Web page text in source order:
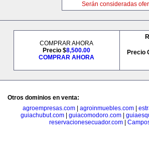
Serán consideradas
COMPRAR AHORA
Precio $8,500.00
COMPRAR AHORA
Precio
Otros dominios en venta:
agroempresas.com| agroinmuebles.com|
guiachubut.com
guiacomodoro.com
reservacionesecuador.com